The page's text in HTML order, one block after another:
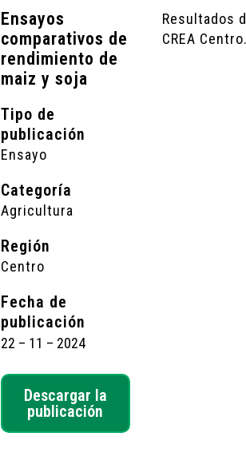
Ensayos
comparativos de
rendimiento de
maiz y soja
Tipo de
publicación
Ensayo
Categoría
Agricultura
Región
Centro
Fecha de
publicación
22 – 11 – 2024
Descargar la
publicación
Resultados
CREA Centro.